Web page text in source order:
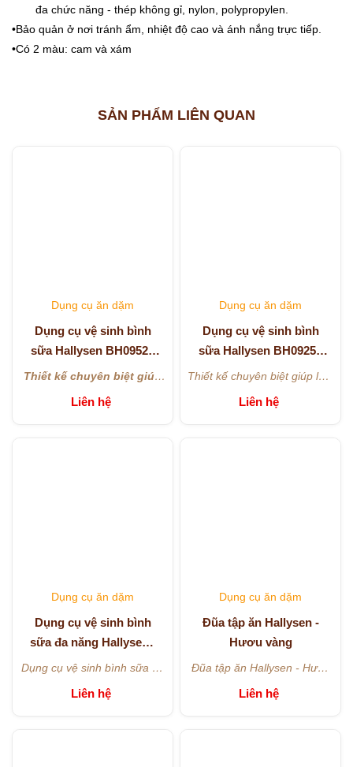
đa chức năng - thép không gỉ, nylon, polypropylen.
•Bảo quản ở nơi tránh ẩm, nhiệt độ cao và ánh nắng trực tiếp.
•Có 2 màu: cam và xám
SẢN PHẨM LIÊN QUAN
Dụng cụ ăn dặm
Dụng cụ vệ sinh bình
sữa Hallysen BH0952 -
Màu xanh
Thiết kế chuyên biệt giúp
làm sạch hiệu quả bình
Đầu cọ bọt biển mềm mại,
Liên hệ
Dụng cụ ăn dặm
Dụng cụ vệ sinh bình
sữa Hallysen BH0925 -
Màu cam
Thiết kế chuyên biệt giúp làm
sạch hiệu quả bình sữa và
Đầu cọ bọt biển mềm mại,
Liên hệ
Dụng cụ ăn dặm
Dụng cụ vệ sinh bình
sữa đa năng Hallysen -
Màu xám
Dụng cụ vệ sinh bình sữa đa
năng Hallysen - Màu xám
Liên hệ
Dụng cụ ăn dặm
Đũa tập ăn Hallysen -
Hươu vàng
Đũa tập ăn Hallysen - Hươu
vàng
Liên hệ